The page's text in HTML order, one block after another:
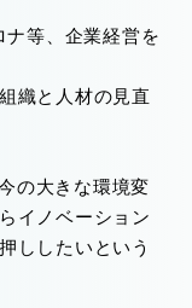
等、企業経営を
織と人材の見直
の大きな環境変
イノベーション
ししたいという